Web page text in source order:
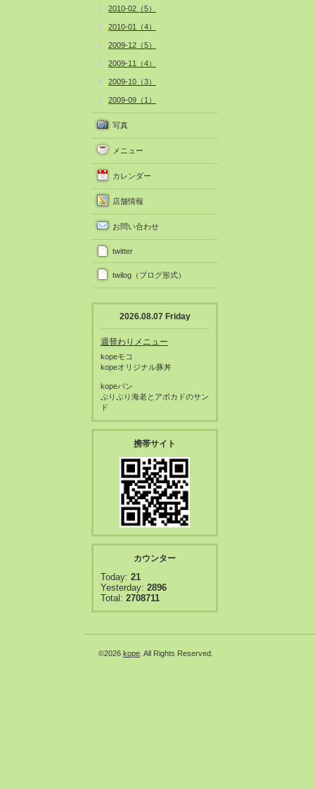
2010-02（5）
2010-01（4）
2009-12（5）
2009-11（4）
2009-10（3）
2009-09（1）
写真
メニュー
カレンダー
店舗情報
お問い合わせ
twitter
twilog（ブログ形式）
2026.08.07 Friday
週替わりメニュー
kopeモコ
kopeオリジナル豚丼
kopeパン
ぷりぷり海老とアボカドのサン
ド
携帯サイト
カウンター
Today: 21
Yesterday: 2896
Total: 2708711
©2026 kope . All Rights Reserved.